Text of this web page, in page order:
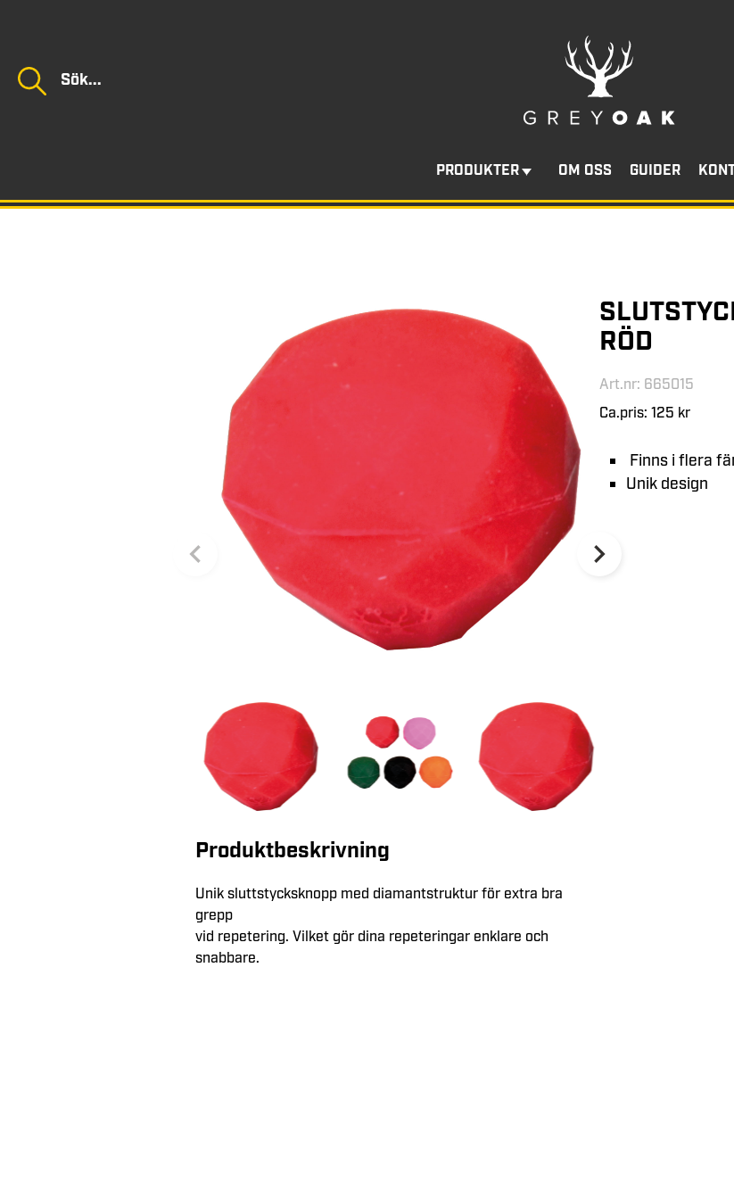
PRODUKTER OM OSS GUIDER
RÖD
Art.nr: 665015
Ca.pris: 125 kr
Finns i flera
Unik design
Produktbeskrivning
Unik sluttstycksknopp med diamantstruktur för extra bra
grepp
vid repetering. Vilket gör dina repeteringar enklare och
snabbare.